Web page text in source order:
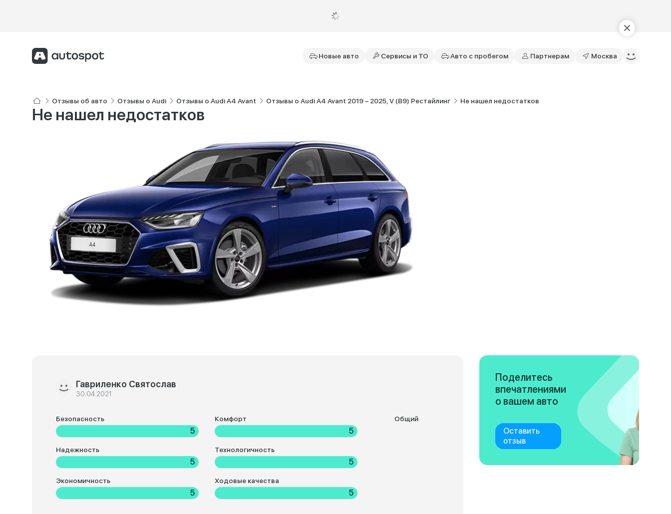
Новые авто Сервисы и ТО Авто с пробегом Партнерам Москва
Отзывы об авто Отзывы о Audi Отзывы о Audi A4 Avant Отзывы о Audi A4 Avant 2019 – 2025, V (B9) Рестайлинг Не нашел недостатков
Не нашел недостатков
Гавриленко Святослав
30.04.2021
Безопасность
5
Комфорт
5
Надежность
5
Технологичность
5
Экономичность
5
Ходовые качества
5
Общий
Поделитесь
впечатлениями
о вашем авто
Оставить
отзыв